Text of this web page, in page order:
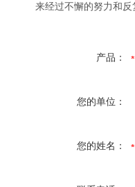
来经过不懈的努力和
产品：
您的单位：
您的姓名：